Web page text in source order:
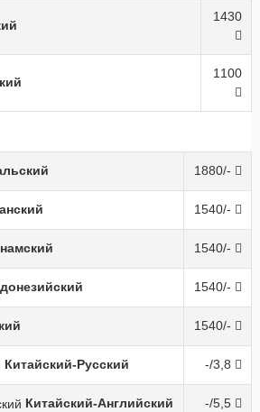
1430
1100
1880/-
1540/-
1540/-
1540/-
1540/-
Китайский-Русский -/3,8
Китайский-Английский -/5,5